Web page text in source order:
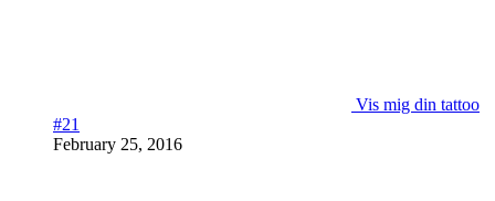
Vis mig din tattoo
#21
February 25, 2016